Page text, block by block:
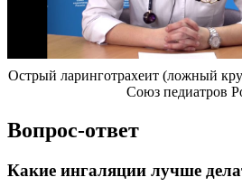
Острый ларинготрахеит (ложный
Союз педиатров
Вопрос-ответ
Какие ингаляции лучше